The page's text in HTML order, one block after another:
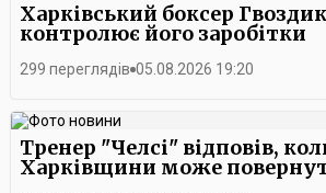
Харківський боксер
контролює його заробітки
299 переглядів 05.08.2026 19:20
Тренер "Челсі" відповів,
Харківщини може